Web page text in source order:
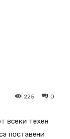
0
225
всеки техен
поставени